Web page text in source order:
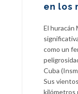
en los
El huracán
como un
Cuba
Sus
kilómetros